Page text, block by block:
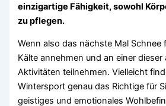
einzigartige Fähigkeit, sowohl
zu pflegen.
Wenn also das nächste Mal Schnee
Kälte annehmen und an einer dieser
Aktivitäten teilnehmen. Vielleicht
Wintersport genau das Richtige für
geistiges und emotionales